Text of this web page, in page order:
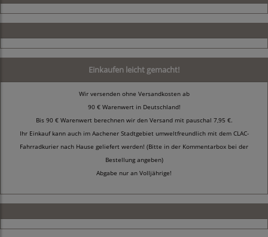
Einkaufen leicht gemacht!
Wir versenden ohne Versandkosten ab
90 € Warenwert in Deutschland!
Bis 90 € Warenwert berechnen wir den Versand mit pauschal 7,95 €.
Ihr Einkauf kann auch im Aachener Stadtgebiet umweltfreundlich mit dem CLAC-
Fahrradkurier nach Hause geliefert werden! (Bitte in der Kommentarbox bei der
Bestellung angeben)
Abgabe nur an Volljährige!